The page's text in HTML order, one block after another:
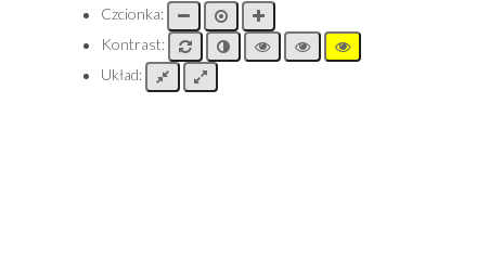
Czcionka:
Kontrast:
Układ: